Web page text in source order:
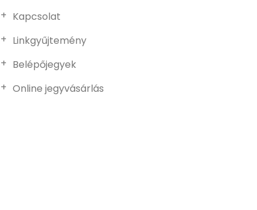
Kapcsolat
Linkgyűjtemény
Belépőjegyek
Online jegyvásárlás